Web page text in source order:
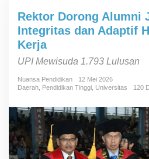
Rektor Dorong Alumni
Integritas dan Adaptif
Kerja
UPI Mewisuda 1.793 Lulusan
Nuansa Pendidikan
12 Mei 2026
Daerah Pendidikan Tinggi Universitas 120